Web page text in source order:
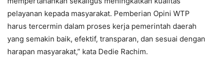
pelayanan kepada masyarakat. Pemberian Opini WTP
harus tercermin dalam proses kerja pemerintah daerah
yang semakin baik, efektif, transparan, dan sesuai dengan
harapan masyarakat,” kata Dedie Rachim.